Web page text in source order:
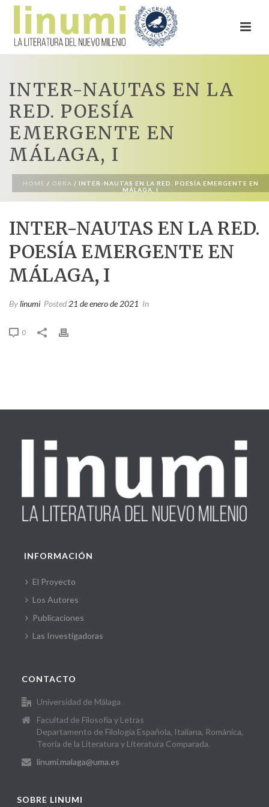
INTER-NAUTAS EN LA
RED. POESÍA
EMERGENTE EN
MÁLAGA, I
HOME / OBRA / INTER-NAUTAS EN LA RED. POESÍA EMERGENTE EN
MÁLAGA, I
INTER-NAUTAS EN LA RED.
POESÍA EMERGENTE EN
MÁLAGA, I
Bylinumi Posted 21 de enero de 2021 In
0
INFORMACIÓN
El Proyecto
Los Autores
Publicaciones
Las Investigadoras
CONTACTO
Universidad de Málaga
Facultad de Filosofía y Letras
Departamento de Filología Española, Italiana, Románica,
Teoría de la Literatura y Literatura Comparada.
linumi.malaga@uma.es
SOBRE LINUMI